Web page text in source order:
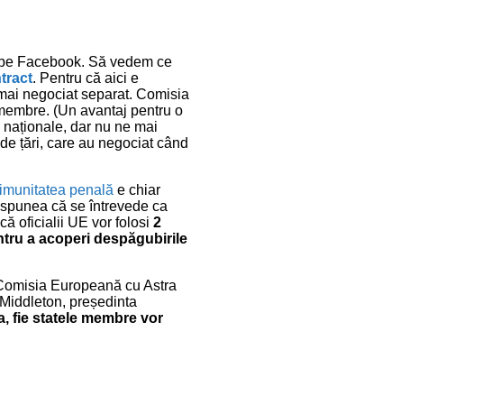
Facebook. Să vedem ce
. Pentru că aici e
negociat separat. Comisia
(Un avantaj pentru o
dar nu ne mai
țări, care au negociat când
imunitatea penală e chiar
că se întrevede ca
oficialii UE vor folosi 2
a acoperi despăgubirile
Europeană cu Astra
președinta
fie statele membre vor